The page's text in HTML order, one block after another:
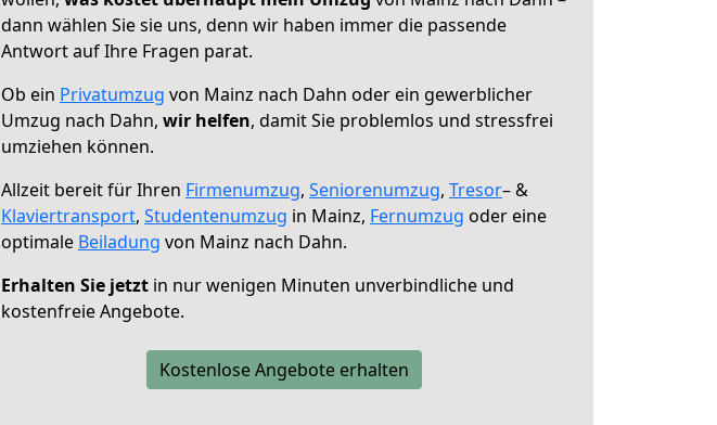
dann wählen Sie sie uns, denn wir haben immer die passende
Antwort auf Ihre Fragen parat.
Ob ein Privatumzug von Mainz nach Dahn oder ein gewerblicher
Umzug nach Dahn, wir helfen, damit Sie problemlos und stressfrei
umziehen können.
Allzeit bereit für Ihren Firmenumzug, Seniorenumzug, Tresor– &
Klaviertransport, Studentenumzug in Mainz, Fernumzug oder eine
optimale Beiladung von Mainz nach Dahn.
Erhalten Sie jetzt in nur wenigen Minuten unverbindliche und
kostenfreie Angebote.
Kostenlose Angebote erhalten